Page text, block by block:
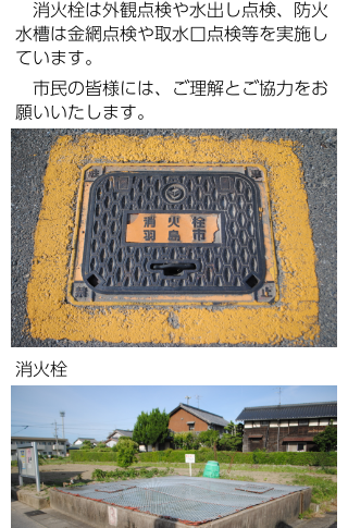
消火栓は外観点検や水出し点検、防火
水槽は金網点検や取水口点検等を実施し
ています。
市民の皆様には、ご理解とご協力をお
願いいたします。
消火栓